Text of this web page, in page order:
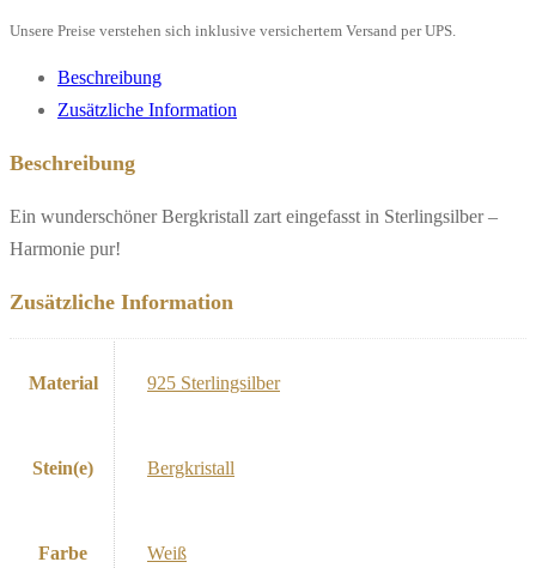
Unsere Preise verstehen sich inklusive versichertem Versand per UPS.
Beschreibung
Zusätzliche Information
Beschreibung
Ein wunderschöner Bergkristall zart eingefasst in Sterlingsilber –
Harmonie pur!
Zusätzliche Information
Material 925 Sterlingsilber
Stein(e) Bergkristall
Farbe Weiß